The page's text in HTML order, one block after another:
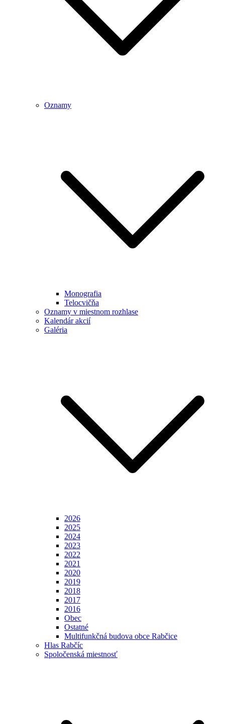
Oznamy
Monografia
Telocvičňa
Oznamy v miestnom rozhlase
Kalendár akcií
Galéria
2026
2025
2024
2023
2022
2021
2020
2019
2018
2017
2016
Obec
Ostatné
Multifunkčná budova obce Rabčice
Hlas Rabčíc
Spoločenská miestnosť